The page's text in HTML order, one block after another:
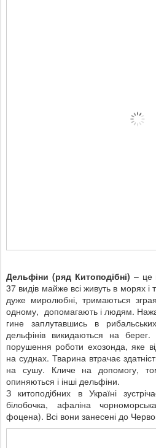
Дельфіни (ряд Китоподібні) – це
37 видів майже всі живуть в морях і
дуже миролюбні, тримаються
одному, допомагають і людям.
гине заплутавшись в
дельфінів викидаються на
порушення роботи ехозонда, яке
на суднах. Тварина втрачає
на сушу. Кличе на допомогу,
опиняються і інші дельфіни.
З китоподібних в Україні
білобочка, афаліна
фоцена). Всі вони занесені до